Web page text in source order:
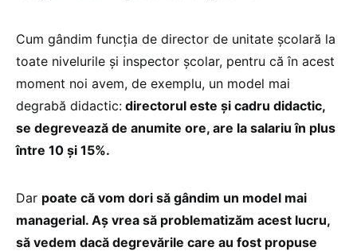
Cum gândim funcția de director de unitate școlară la
toate nivelurile și inspector școlar, pentru că în acest
moment noi avem, de exemplu, un model mai
degrabă didactic: directorul este și cadru didactic,
se degrevează de anumite ore, are la salariu în plus
între 10 și 15%.
Dar poate că vom dori să gândim un model mai
managerial. Aș vrea să problematizăm acest lucru,
să vedem dacă degrevările care au fost propuse